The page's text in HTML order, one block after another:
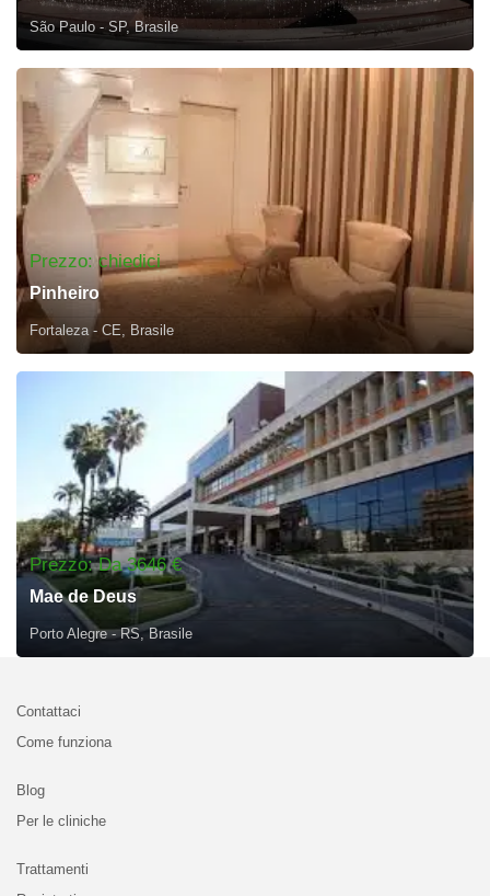
São Paulo - SP, Brasile
Prezzo: chiedici
Pinheiro
Fortaleza - CE, Brasile
Prezzo: Da 3646 €
Mae de Deus
Porto Alegre - RS, Brasile
Contattaci
Come funziona
Blog
Per le cliniche
Trattamenti